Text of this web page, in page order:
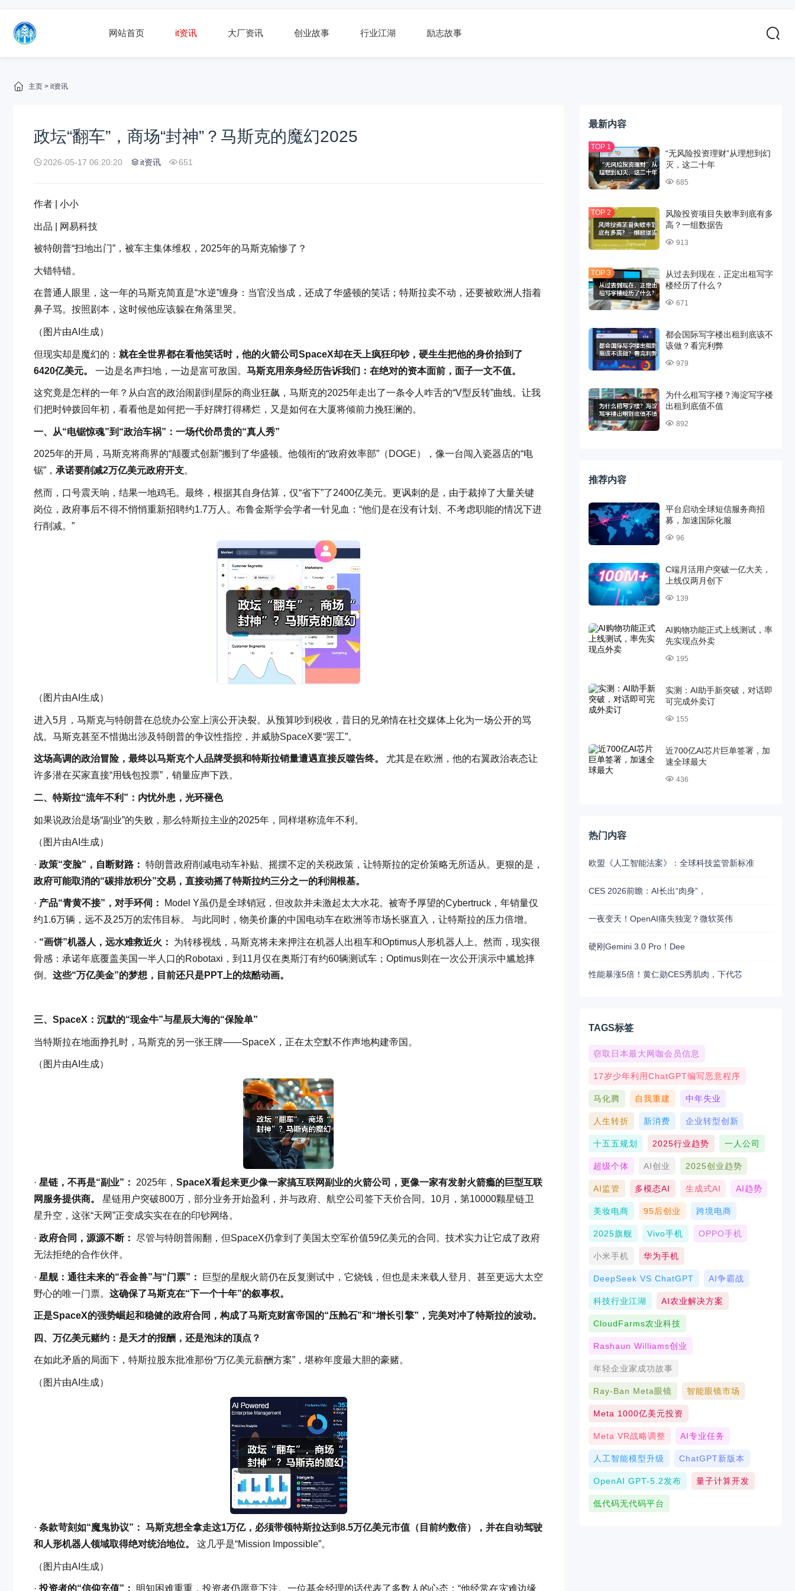
网站首页 it资讯 大厂资讯 创业故事 行业江湖 励志故事
主页 > it资讯
政坛“翻车”，商场“封神”？马斯克的魔幻2025
2026-05-17 06:20:20 it资讯 651
作者 | 小小
出品 | 网易科技
被特朗普“扫地出门”，被车主集体维权，2025年的马斯克输惨了？
大错特错。
在普通人眼里，这一年的马斯克简直是“水逆”缠身：当官没当成，还成了华盛顿的笑话；特斯拉卖不动，还要被欧洲人指着
鼻子骂。按照剧本，这时候他应该躲在角落里哭。
（图片由AI生成）
但现实却是魔幻的： 就在全世界都在看他笑话时，他的火箭公司SpaceX却在天上疯狂印钞，硬生生把他的身价抬到了
6420亿美元。
一边是名声扫地，一边是富可敌国。 马斯克用亲身经历告诉我们：在绝对的资本面前，面子一文不值。
这究竟是怎样的一年？从白宫的政治闹剧到星际的商业狂飙，马斯克的2025年走出了一条令人咋舌的“V型反转”曲线。让我
们把时钟拨回年初，看看他是如何把一手好牌打得稀烂，又是如何在大厦将倾前力挽狂澜的。
一、从“电锯惊魂”到“政治车祸”：一场代价昂贵的“真人秀”
2025年的开局，马斯克将商界的“颠覆式创新”搬到了华盛顿。他领衔的“政府效率部”（DOGE），像一台闯入瓷器店的“电
锯”， 承诺要削减2万亿美元政府开支。
然而，口号震天响，结果一地鸡毛。最终，根据其自身估算，仅“省下”了2400亿美元。更讽刺的是，由于裁掉了大量关键
岗位，政府事后不得不悄悄重新招聘约1.7万人。布鲁金斯学会学者一针见血：“他们是在没有计划、不考虑职能的情况下进
行削减。”
（图片由AI生成）
进入5月，马斯克与特朗普在总统办公室上演公开决裂。从预算吵到税收，昔日的兄弟情在社交媒体上化为一场公开的骂
战。马斯克甚至不惜抛出涉及特朗普的争议性指控，并威胁SpaceX要“罢工”。
这场高调的政治冒险，最终以马斯克个人品牌受损和特斯拉销量遭遇直接反噬告终。
尤其是在欧洲，他的右翼政治表态让
许多潜在买家直接“用钱包投票”，销量应声下跌。
二、特斯拉“流年不利”：内忧外患，光环褪色
如果说政治是场“副业”的失败，那么特斯拉主业的2025年，同样堪称流年不利。
（图片由AI生成）
· 政策“变脸”，自断财路： 特朗普政府削减电动车补贴、摇摆不定的关税政策，让特斯拉的定价策略无所适从。更狠的是，
政府可能取消的“碳排放积分”交易，直接动摇了特斯拉约三分之一的利润根基。
· 产品“青黄不接”，对手环伺：
Model Y虽仍是全球销冠，但改款并未激起太大水花。被寄予厚望的Cybertruck，年销量仅
约1.6万辆，远不及25万的宏伟目标。 与此同时，物美价廉的中国电动车在欧洲等市场长驱直入，让特斯拉的压力倍增。
· “画饼”机器人，远水难救近火：
为转移视线，马斯克将未来押注在机器人出租车和Optimus人形机器人上。然而，现实很
骨感：承诺年底覆盖美国一半人口的Robotaxi，到11月仅在奥斯汀有约60辆测试车；Optimus则在一次公开演示中尴尬摔
倒。 这些“万亿美金”的梦想，目前还只是PPT上的炫酷动画。
三、SpaceX：沉默的“现金牛”与星辰大海的“保险单”
当特斯拉在地面挣扎时，马斯克的另一张王牌——SpaceX，正在太空默不作声地构建帝国。
（图片由AI生成）
· 星链，不再是“副业”： 2025年， SpaceX看起来更少像一家搞互联网副业的火箭公司，更像一家有发射火箭瘾的巨型互联
网服务提供商。
星链用户突破800万，部分业务开始盈利，并与政府、航空公司签下天价合同。10月，第10000颗星链卫
星升空，这张“天网”正变成实实在在的印钞网络。
· 政府合同，源源不断： 尽管与特朗普闹翻，但SpaceX仍拿到了美国太空军价值59亿美元的合同。技术实力让它成了政府
无法拒绝的合作伙伴。
· 星舰：通往未来的“吞金兽”与“门票”：
巨型的星舰火箭仍在反复测试中，它烧钱，但也是未来载人登月、甚至更远大太空
野心的唯一门票。 这确保了马斯克在“下一个十年”的叙事权。
正是SpaceX的强势崛起和稳健的政府合同，构成了马斯克财富帝国的“压舱石”和“增长引擎”，完美对冲了特斯拉的波动。
四、万亿美元赌约：是天才的报酬，还是泡沫的顶点？
在如此矛盾的局面下，特斯拉股东批准那份“万亿美元薪酬方案”，堪称年度最大胆的豪赌。
（图片由AI生成）
· 条款苛刻如“魔鬼协议”： 马斯克想全拿走这1万亿，必须带领特斯拉达到8.5万亿美元市值（目前约数倍），并在自动驾驶
和人形机器人领域取得绝对统治地位。
这几乎是“Mission Impossible”。
（图片由AI生成）
· 投资者的“信仰充值”： 明知困难重重，投资者仍愿意下注。一位基金经理的话代表了多数人的心态：“他经常在灾难边缘
最新内容
“无风险投资理财”从理想到幻
灭，这二十年
685
风险投资项目失败率到底有多
高？一组数据告
913
从过去到现在，正定出租写字
楼经历了什么？
671
都会国际写字楼出租到底该不
该做？看完利弊
979
为什么租写字楼？海淀写字楼
出租到底值不值
892
推荐内容
平台启动全球短信服务商招
募，加速国际化服
96
C端月活用户突破一亿大关，
上线仅两月创下
139
AI购物功能正式上线测试，率
先实现点外卖
195
实测：AI助手新突破，对话即
可完成外卖订
155
近700亿AI芯片巨单签署，加
速全球最大
436
热门内容
欧盟《人工智能法案》：全球科技监管新标准
CES 2026前瞻：AI长出“肉身”，
一夜变天！OpenAI痛失独宠？微软英伟
硬刚Gemini 3.0 Pro！Dee
性能暴涨5倍！黄仁勋CES秀肌肉，下代芯
TAGS标签
窃取日本最大网咖会员信息
17岁少年利用ChatGPT编写恶意程序
马化腾 自我重建 中年失业
人生转折 新消费 企业转型创新
十五五规划 2025行业趋势 一人公司
超级个体 AI创业 2025创业趋势
AI监管 多模态AI 生成式AI AI趋势
美妆电商 95后创业 跨境电商
2025旗舰 Vivo手机 OPPO手机
小米手机 华为手机
DeepSeek VS ChatGPT AI争霸战
科技行业江湖 AI农业解决方案
CloudFarms农业科技
Rashaun Williams创业
年轻企业家成功故事
Ray-Ban Meta眼镜 智能眼镜市场
Meta 1000亿美元投资
Meta VR战略调整 AI专业任务
人工智能模型升级 ChatGPT新版本
OpenAI GPT-5.2发布 量子计算开发
低代码无代码平台